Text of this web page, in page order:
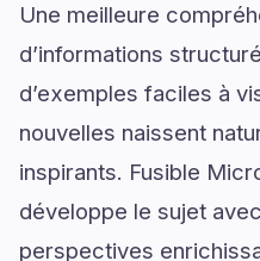
Une meilleure
d’informations
d’exemples faciles à
nouvelles naissent
inspirants. Fusible
développe le sujet
perspectives